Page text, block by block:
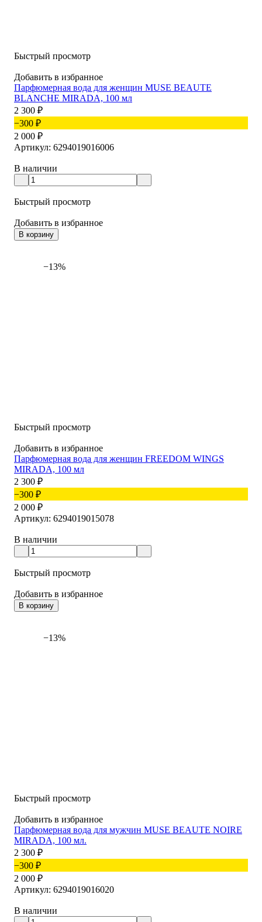
Быстрый просмотр
Добавить в избранное
Парфюмерная вода для женщин MUSE BEAUTE
BLANCHE MIRADA, 100 мл
2 300 ₽
−300 ₽
2 000 ₽
Артикул: 6294019016006
В наличии
Быстрый просмотр
Добавить в избранное
В корзину
−13%
Быстрый просмотр
Добавить в избранное
Парфюмерная вода для женщин FREEDOM WINGS
MIRADA, 100 мл
2 300 ₽
−300 ₽
2 000 ₽
Артикул: 6294019015078
В наличии
Быстрый просмотр
Добавить в избранное
В корзину
−13%
Быстрый просмотр
Добавить в избранное
Парфюмерная вода для мужчин MUSE BEAUTE NOIRE
MIRADA, 100 мл.
2 300 ₽
−300 ₽
2 000 ₽
Артикул: 6294019016020
В наличии